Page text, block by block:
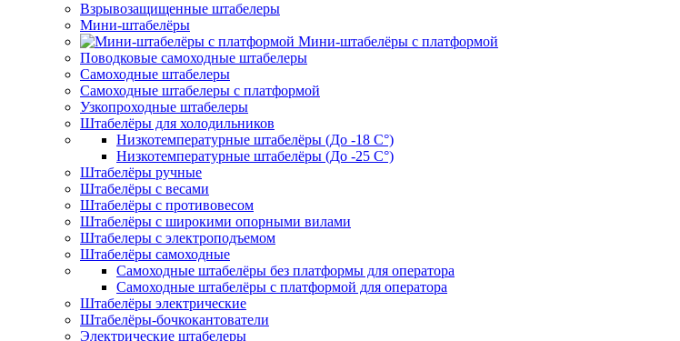
Взрывозащищенные штабелеры
Мини-штабелёры
Мини-штабелёры с платформой
Поводковые самоходные штабелеры
Самоходные штабелеры
Самоходные штабелеры с платформой
Узкопроходные штабелеры
Штабелёры для холодильников
Низкотемпературные штабелёры (До -18 C°)
Низкотемпературные штабелёры (До -25 C°)
Штабелёры ручные
Штабелёры с весами
Штабелёры с противовесом
Штабелёры с широкими опорными вилами
Штабелеры с электроподъемом
Штабелёры самоходные
Самоходные штабелёры без платформы для оператора
Самоходные штабелёры с платформой для оператора
Штабелёры электрические
Штабелёры-бочкокантователи
Электрические штабелеры